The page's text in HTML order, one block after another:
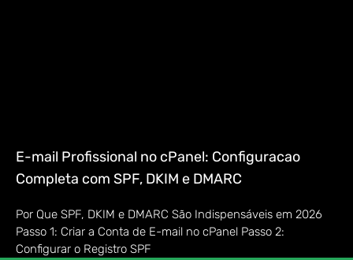
E-mail Profissional no cPanel: Configuracao
Completa com SPF, DKIM e DMARC
Por Que SPF, DKIM e DMARC São Indispensáveis em 2026
Passo 1: Criar a Conta de E-mail no cPanel Passo 2:
Configurar o Registro SPF